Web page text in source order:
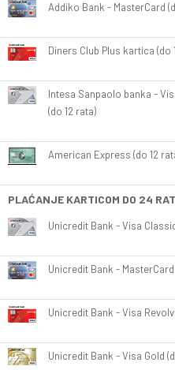
Addiko Bank - MasterCard
Diners Club Plus kartica (do
Intesa Sanpaolo banka -
(do 12 rata)
American Express (do 12
PLAĆANJE KARTICOM DO 24
Unicredit Bank - Visa
Unicredit Bank -
Unicredit Bank - Visa
Unicredit Bank - Visa Gold